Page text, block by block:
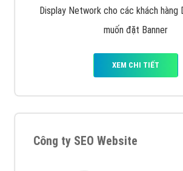
Display Network cho các khách hàng
muốn đặt Banner
XEM CHI TIẾT
Công ty SEO Website